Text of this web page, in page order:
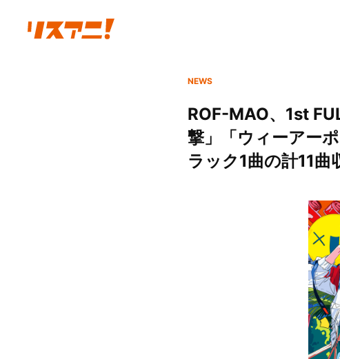
NEWS
ROF-MAO、1st
撃」「ウィーアー
ラック1曲の計11曲